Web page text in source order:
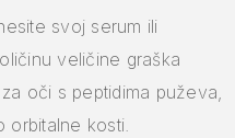
svoj serum ili
veličine graška
oči s peptidima puževa,
orbitalne kosti.